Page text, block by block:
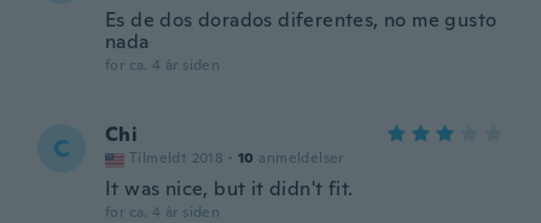
Es de dos dorados diferentes, no me gusto
nada
for ca. 4 år siden
C Chi
Tilmeldt 2018 · 10 anmeldelser
It was nice, but it didn't fit.
for ca. 4 år siden